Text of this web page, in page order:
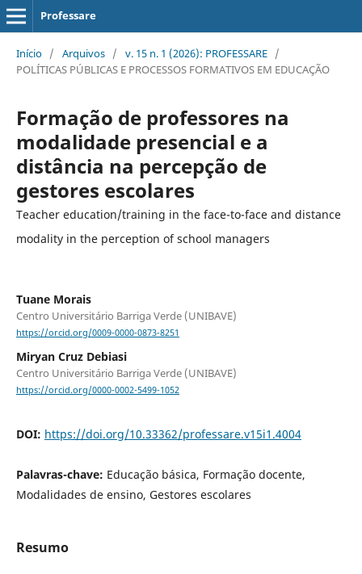
Professare
Início / Arquivos / v. 15 n. 1 (2026): PROFESSARE /
POLÍTICAS PÚBLICAS E PROCESSOS FORMATIVOS EM EDUCAÇÃO
Formação de professores na
modalidade presencial e a
distância na percepção de
gestores escolares
Teacher education/training in the face-to-face and distance
modality in the perception of school managers
Tuane Morais
Centro Universitário Barriga Verde (UNIBAVE)
https://orcid.org/0009-0000-0873-8251
Miryan Cruz Debiasi
Centro Universitário Barriga Verde (UNIBAVE)
https://orcid.org/0000-0002-5499-1052
DOI: https://doi.org/10.33362/professare.v15i1.4004
Palavras-chave: Educação básica, Formação docente,
Modalidades de ensino, Gestores escolares
Resumo